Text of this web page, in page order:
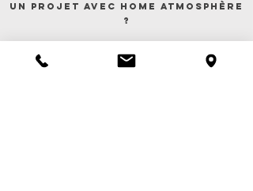
un projet avec home Atmosphère
?
Prendre rendez-vous